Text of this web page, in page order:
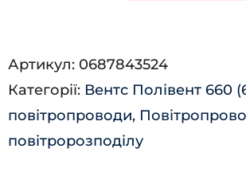
Артикул: 0687843524
Категорії: Вентс Полівент 660
повітропроводи,
повітророзподілу